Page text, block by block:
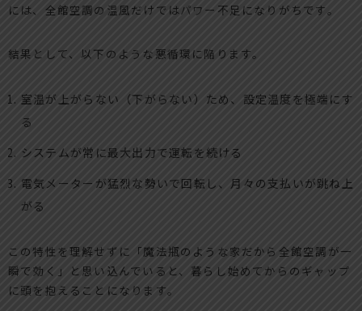
には、全館空調の温風だけではパワー不足になりがちです。
結果として、以下のような悪循環に陥ります。
室温が上がらない（下がらない）ため、設定温度を極端にす
る
システムが常に最大出力で運転を続ける
電気メーターが猛烈な勢いで回転し、月々の支払いが跳ね上
がる
この特性を理解せずに「魔法瓶のような家だから全館空調が一
瞬で効く」と思い込んでいると、暮らし始めてからのギャップ
に頭を抱えることになります。